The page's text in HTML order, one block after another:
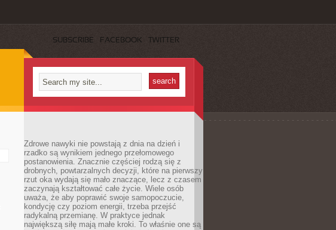
SUBSCRIBE FACEBOOK TWITTER
Zdrowe nawyki nie powstają z dnia na dzień i
rzadko są wynikiem jednego przełomowego
postanowienia. Znacznie częściej rodzą się z
drobnych, powtarzalnych decyzji, które na pierwszy
rzut oka wydają się mało znaczące, lecz z czasem
zaczynają kształtować całe życie. Wiele osób
uważa, że aby poprawić swoje samopoczucie,
kondycję czy poziom energii, trzeba przejść
radykalną przemianę. W praktyce jednak
największą siłę mają małe kroki. To właśnie one są